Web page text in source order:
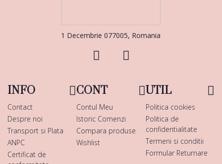
1 Decembrie 077005, Romania
INFO
Contact
Despre noi
Transport si Plata
ANPC
Certificat de
CONT
Contul Meu
Istoric Comenzi
Compara produse
Wishlist
UTIL
Politica cookies
Politica de
confidentialitate
Termeni si conditii
Formular Returnare